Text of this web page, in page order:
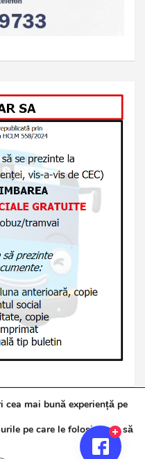
de Brăila
Theme Horse
mai bună experiență pe
pe care le folosim sau să